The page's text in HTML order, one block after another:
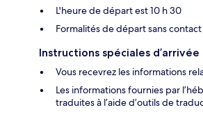
L'heure de départ est 10 h 30
Formalités de départ sans contact
Instructions spéciales d’arrivée
Vous recevrez les informations
Les informations fournies par
traduites à l’aide d’outils de